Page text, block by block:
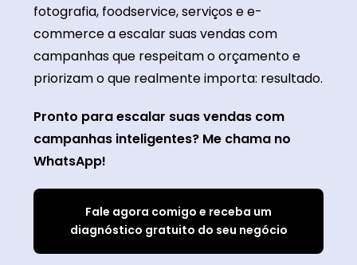
fotografia, foodservice, serviços e e-
commerce a escalar suas vendas com
campanhas que respeitam o orçamento e
priorizam o que realmente importa: resultado.
Pronto para escalar suas vendas com
campanhas inteligentes? Me chama no
WhatsApp!
Fale agora comigo e receba um
diagnóstico gratuito do seu negócio